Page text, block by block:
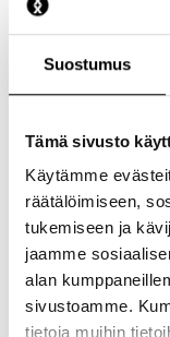
Suostumus
Tämä sivusto
Käytämme
räätälöimiseen,
tukemiseen ja
jaamme
alan
sivustoamme.
tietoja muihin